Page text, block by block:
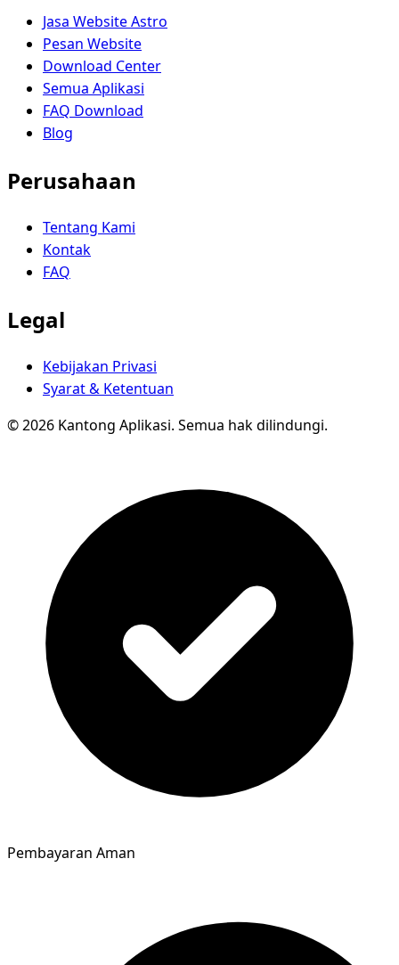
Jasa Website Astro
Pesan Website
Download Center
Semua Aplikasi
FAQ Download
Blog
Perusahaan
Tentang Kami
Kontak
FAQ
Legal
Kebijakan Privasi
Syarat & Ketentuan
© 2026 Kantong Aplikasi. Semua hak dilindungi.
Pembayaran Aman